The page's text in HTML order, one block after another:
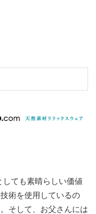
ても素晴らしい価値
術を使用しているの
そして、お父さんには